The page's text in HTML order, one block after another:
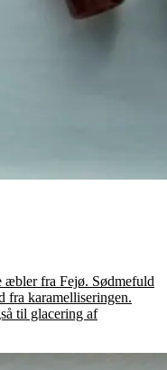
æbler fra Fejø. Sødmefuld
fra karamelliseringen.
til glacering af